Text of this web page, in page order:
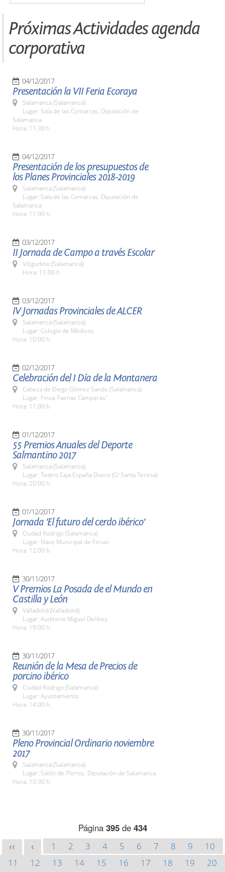
Próximas Actividades agenda
corporativa
04/12/2017
Presentación la VII Feria Ecoraya
Salamanca (Salamanca)
Lugar: Sala de las Comarcas. Diputación de
Salamanca
Hora: 11:30 h.
04/12/2017
Presentación de los presupuestos de
los Planes Provinciales 2018-2019
Salamanca (Salamanca)
Lugar: Sala de las Comarcas. Diputación de
Salamanca
Hora: 11:00 h.
03/12/2017
II Jornada de Campo a través Escolar
Vitigudino (Salamanca)
Hora: 11:00 h.
03/12/2017
IV Jornadas Provinciales de ALCER
Salamanca (Salamanca)
Lugar: Colegio de Médicos
Hora: 10:00 h.
02/12/2017
Celebración del I Día de la Montanera
Cabeza de Diego Gómez Sando (Salamanca)
Lugar: Finca 'Faenas Camperas'
Hora: 11:00 h.
01/12/2017
55 Premios Anuales del Deporte
Salmantino 2017
Salamanca (Salamanca)
Lugar: Teatro Caja España Duero (C/ Santa Teresa)
Hora: 20:00 h.
01/12/2017
Jornada 'El futuro del cerdo ibérico'
Ciudad Rodrigo (Salamanca)
Lugar: Nave Municipal de Ferias
Hora: 12:00 h.
30/11/2017
V Premios La Posada de el Mundo en
Castilla y León
Valladolid (Valladolid)
Lugar: Auditorio Miguel Delibes
Hora: 19:00 h.
30/11/2017
Reunión de la Mesa de Precios de
porcino ibérico
Ciudad Rodrigo (Salamanca)
Lugar: Ayuntamiento
Hora: 14:00 h.
30/11/2017
Pleno Provincial Ordinario noviembre
2017
Salamanca (Salamanca)
Lugar: Salón de Plenos. Diputación de Salamanca
Hora: 10:30 h.
Página 395de 434
<< < 1 2 3 4 5 6 7 8 9
10
11
12 13 14 15 16 17 18 19
20